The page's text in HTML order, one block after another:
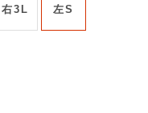
右3L 左S